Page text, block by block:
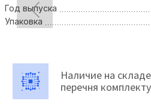
Год выпуска
Упаковка
Наличие на
перечня